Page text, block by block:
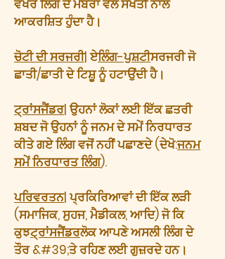
ਵੱਖਰੇ ਲਿੰਗ ਦੇ ਮੈਂਬਰਾਂ ਵੱਲ ਸਖਤੀ ਨਾਲ
ਆਕਰਸ਼ਿਤ ਹੁੰਦਾ ਹੈ।
ਚੋਟੀ ਦੀ ਸਰਜਰੀ| ਏਲਿੰਗ-ਪੁਸ਼ਟੀਸਰਜਰੀ ਜੋ
ਛਾਤੀ/ਛਾਤੀ ਦੇ ਟਿਸ਼ੂ ਨੂੰ ਹਟਾਉਂਦੀ ਹੈ।
ਟ੍ਰਾਂਸਜੈਂਡਰ| ਉਹਨਾਂ ਲੋਕਾਂ ਲਈ ਇੱਕ ਛਤਰੀ
ਸ਼ਬਦ ਜੋ ਉਹਨਾਂ ਨੂੰ ਜਨਮ ਦੇ ਸਮੇਂ ਨਿਰਧਾਰਤ
ਕੀਤੇ ਗਏ ਲਿੰਗ ਵਜੋਂ ਨਹੀਂ ਪਛਾਣਦੇ (ਦੇਖੋ:ਜਨਮ
ਸਮੇਂ ਨਿਰਧਾਰਤ ਲਿੰਗ).
ਪਰਿਵਰਤਨ| ਪ੍ਰਕਿਰਿਆਵਾਂ ਦੀ ਇੱਕ ਲੜੀ
(ਸਮਾਜਿਕ, ਸੁਹਜ, ਮੈਡੀਕਲ, ਆਦਿ) ਜੋ ਕਿ
ਕੁਝਟ੍ਰਾਂਸਜੈਂਡਰਲੋਕ ਆਪਣੇ ਅਸਲੀ ਲਿੰਗ ਦੇ
ਤੌਰ &#39;ਤੇ ਰਹਿਣ ਲਈ ਗੁਜ਼ਰਦੇ ਹਨ।